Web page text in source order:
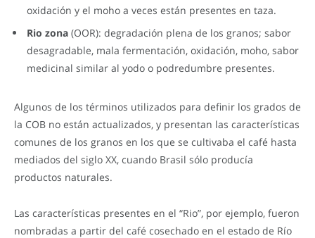
oxidación y el moho a veces están presentes en taza.
Rio zona (OOR): degradación plena de los granos; sabor
desagradable, mala fermentación, oxidación, moho, sabor
medicinal similar al yodo o podredumbre presentes.
Algunos de los términos utilizados para definir los grados de
la COB no están actualizados, y presentan las características
comunes de los granos en los que se cultivaba el café hasta
mediados del siglo XX, cuando Brasil sólo producía
productos naturales.
Las características presentes en el “Rio”, por ejemplo, fueron
nombradas a partir del café cosechado en el estado de Río